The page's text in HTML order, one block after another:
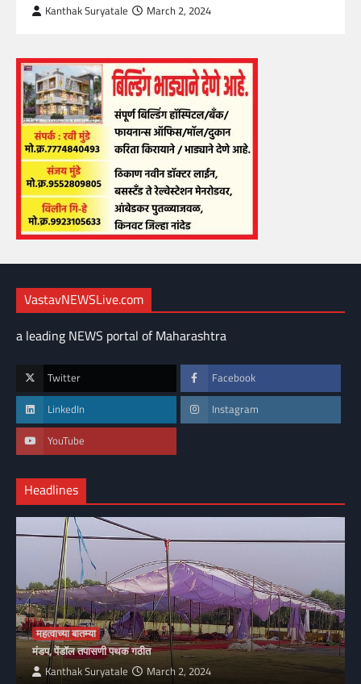
Kanthak Suryatale March 2, 2024
VastavNEWSLive.com
a leading NEWS portal of Maharashtra
Twitter Facebook
LinkedIn Instagram
YouTube
Headlines
महत्वाच्या बातम्या
मंडप, पेंडॉल तपासणी पथक गठीत
Kanthak Suryatale March 2, 2024